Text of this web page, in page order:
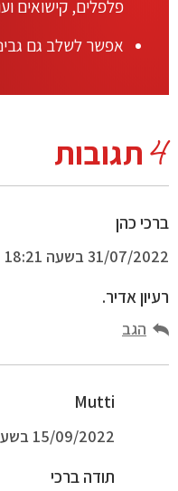
פלפלים, קישואים
אפשר לשלב גם
4תגובות
ברכי כהן
31/07/2022 בשעה 18:21
רעיון אדיר.
הגב
Mutti
15/09/2022 בשעה 10:24
תודה ברכי